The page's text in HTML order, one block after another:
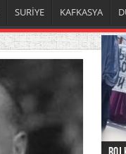
SURİYE KAFKASYA